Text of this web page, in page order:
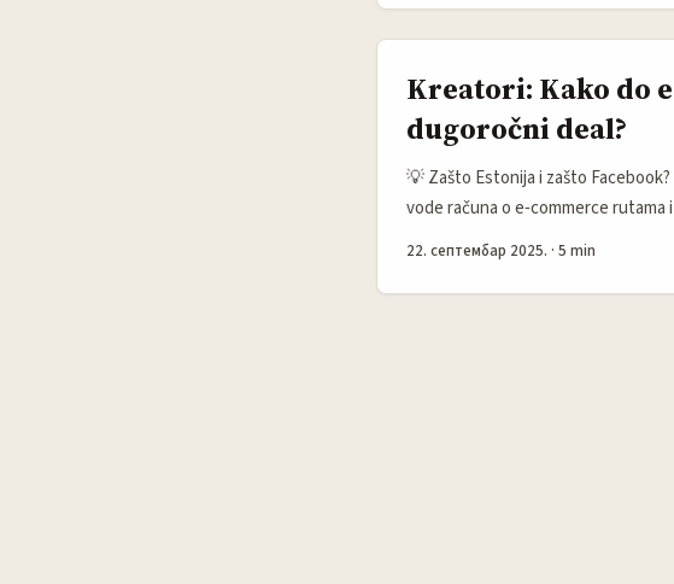
za promo dogovore: pregovaraju
Kreatori: Kako do
dugoročni deal?
💡 Zašto Estonija i zašto
vode računa o e‑commerce
bitno je da razumeš lokalnu
brendove iz oblasti modе, tehnike
22. септембар 2025. · 5 min